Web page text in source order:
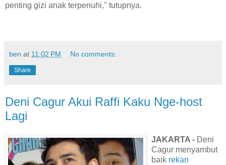
penting gizi anak terpenuhi," tutupnya.
ben at 11:02 PM No comments:
Share
Deni Cagur Akui Raffi Kaku Nge-host
Lagi
JAKARTA - Deni
Cagur menyambut
baik rekan